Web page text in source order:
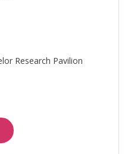
Research Pavilion